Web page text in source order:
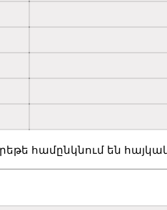
համընկնում են